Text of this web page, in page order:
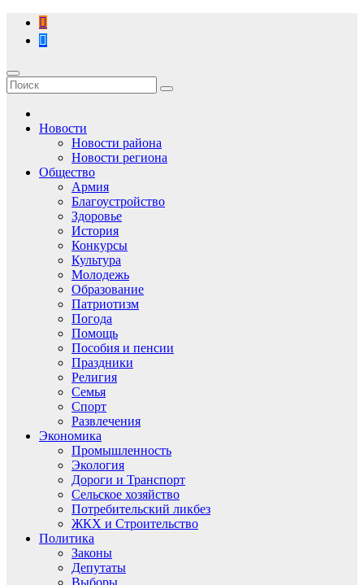
Перейти
содержимому
Новости
Новости района
Новости региона
Общество
Армия
Благоустройство
Здоровье
История
Конкурсы
Культура
Молодежь
Образование
Патриотизм
Погода
Помощь
Пособия и пенсии
Праздники
Религия
Семья
Спорт
Развлечения
Экономика
Промышленность
Экология
Дороги и Транспорт
Сельское хозяйство
Потребительский ликбез
ЖКХ и Строительство
Политика
Законы
Депутаты
Выборы